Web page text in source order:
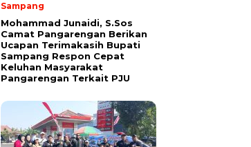
Sampang
Mohammad Junaidi, S.Sos
Camat Pangarengan Berikan
Ucapan Terimakasih Bupati
Sampang Respon Cepat
Keluhan Masyarakat
Pangarengan Terkait PJU